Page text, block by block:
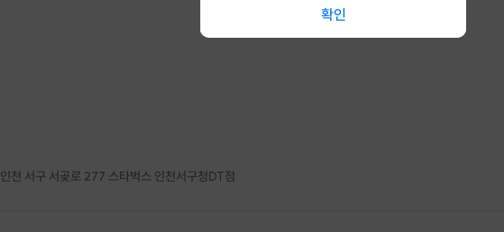
인천 서구 서곶로 277 스타벅스 인천서구청DT점
확인